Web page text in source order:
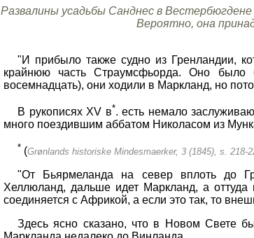
Развалины усадьбы Санднес в
Вероятно, она
"И прибыло также судно из Гренландии,
крайнюю часть Страумсфьорда. Оно было
восемнадцать), они ходили в Маркланд, но
В рукописях XV в*. есть немало
много поездившим аббатом Николасом из
* (Grønlands historiske Mindesmaerker, 3 (1845), s. 218-
"От Бьярмеланда на север вплоть до
Хеллюланд, дальше идет Маркланд, а оттуда
соединяется с Африкой, а если это так, то
Здесь ясно сказано, что в Новом Свете